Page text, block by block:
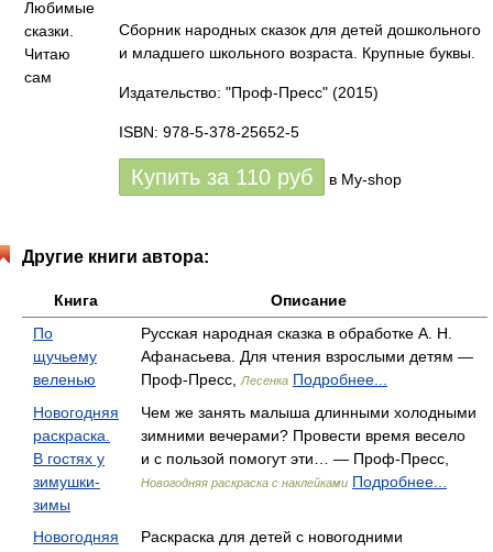
Сборник народных сказок для детей дошкольного
и младшего школьного возраста. Крупные буквы.
Издательство: "Проф-Пресс" (2015)
ISBN: 978-5-378-25652-5
Купить за 110 руб в My-shop
Другие книги автора:
Книга
Описание
По
щучьему
веленью
Русская народная сказка в обработке А. Н.
Афанасьева. Для чтения взрослыми детям —
Проф-Пресс,
Лесенка Подробнее...
Новогодняя
раскраска.
В гостях у
зимушки-
зимы
Чем же занять малыша длинными холодными
зимними вечерами? Провести время весело
и с пользой помогут эти… — Проф-Пресс,
Новогодняя раскраска с наклейками Подробнее...
Новогодняя
Раскраска для детей с новогодними